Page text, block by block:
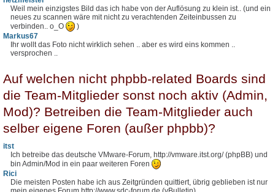
Weil mein einzigstes Bild das ich habe von der Auflösung zu klein ist.. (und ein
neues zu scannen wäre mit nicht zu verachtenden Zeiteinbussen zu
verbinden.. o_O
)
Markus67
Ihr wollt das Foto nicht wirklich sehen .. aber es wird eins kommen ..
versprochen ..
Auf welchen nicht phpbb-related Boards sind
die Team-Mitglieder sonst noch aktiv (Admin,
Mod)? Betreiben die Team-Mitglieder auch
selber eigene Foren (außer phpbb)?
itst
Ich betreibe das deutsche VMware-Forum, http://vmware.itst.org/ (phpBB) und
bin Admin/Mod in ein paar weiteren Foren
Rici
Die meisten Posten habe ich aus Zeitgründen quittiert, übrig geblieben ist nur